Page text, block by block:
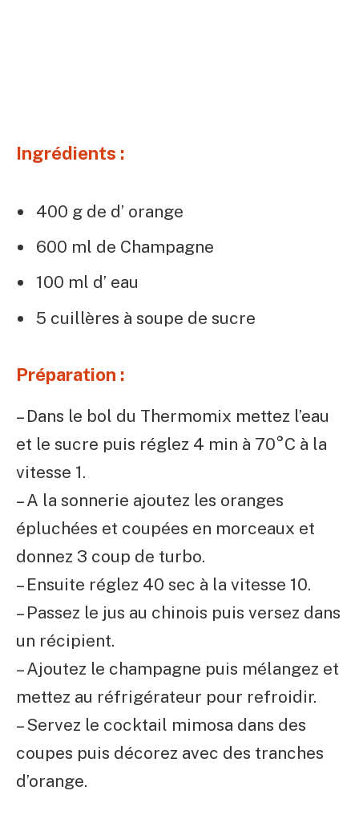
Ingrédients :
400 g de d’ orange
600 ml de Champagne
100 ml d’ eau
5 cuillères à soupe de sucre
Préparation :
– Dans le bol du Thermomix mettez l’eau
et le sucre puis réglez 4 min à 70°C à la
vitesse 1.
– A la sonnerie ajoutez les oranges
épluchées et coupées en morceaux et
donnez 3 coup de turbo.
– Ensuite réglez 40 sec à la vitesse 10.
– Passez le jus au chinois puis versez dans
un récipient.
– Ajoutez le champagne puis mélangez et
mettez au réfrigérateur pour refroidir.
– Servez le cocktail mimosa dans des
coupes puis décorez avec des tranches
d’orange.